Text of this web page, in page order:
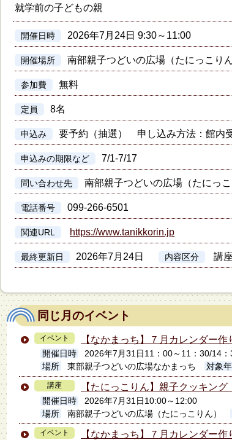
就学前の子どもの親
開催日時 2026年7月24日 9:30～11:00
開催場所 南部親子つどいの広場（たにっこりん
参加費 無料
定員 8名
申込み 要予約（抽選） 申し込み方法：館内
申込みの期限など 7/1-7/17
問い合わせ先 南部親子つどいの広場（たにっこ
電話番号 099-266-6501
関連URL https://www.tanikkorin.jp
最終更新日 2026年7月24日 内容区分 講座
同じ月のイベント
イベント 【なかまっち】７月カレンダー作
開催日時
2026年7月31日11：00～11：30/14
場所
東部親子つどいの広場なかまっち 対象
講座 【たにっこりん】親子クッキン
開催日時
2026年7月31日10:00～12:00
場所
南部親子つどいの広場（たにっこりん）
イベント 【なかまっち】７月カレンダー作